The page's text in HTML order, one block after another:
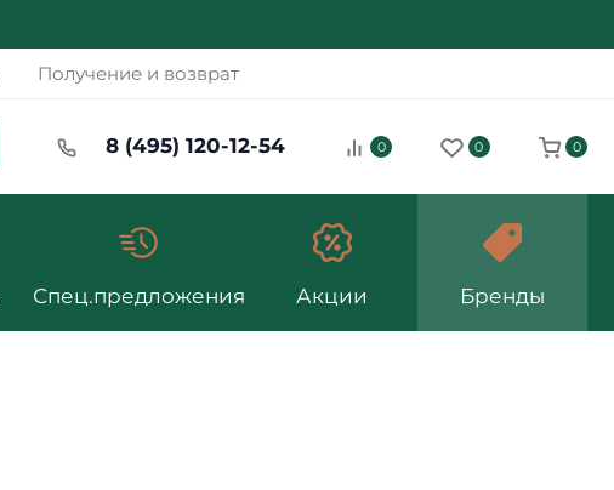
Получение и возврат
8 (495) 120-12-54 0 0 0
Спец.предложения Акции Бренды